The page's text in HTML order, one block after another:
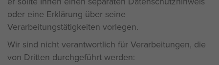
oder eine Erklärung über seine
Verarbeitungstätigkeiten vorlegen.
Wir sind nicht verantwortlich für Verarbeitungen, die
von Dritten durchgeführt werden: